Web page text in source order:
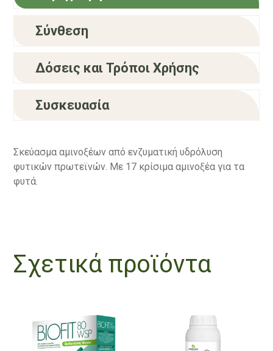
Σύνθεση
Δόσεις και Τρόποι Χρήσης
Συσκευασία
Σκεύασμα αμινοξέων από ενζυματική υδρόλυση
φυτικών πρωτεϊνών. Με 17 κρίσιμα αμινοξέα για τα
φυτά.
Σχετικά προϊόντα